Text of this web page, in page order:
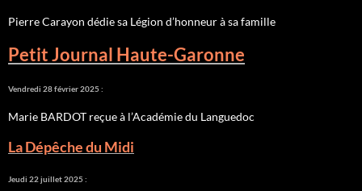
Pierre Carayon dédie sa Légion d’honneur à sa famille
Petit Journal Haute-Garonne
Vendredi 28 février 2025 :
Marie BARDOT reçue à l’Académie du Languedoc
La Dépêche du Midi
Jeudi 22 juillet 2025 :